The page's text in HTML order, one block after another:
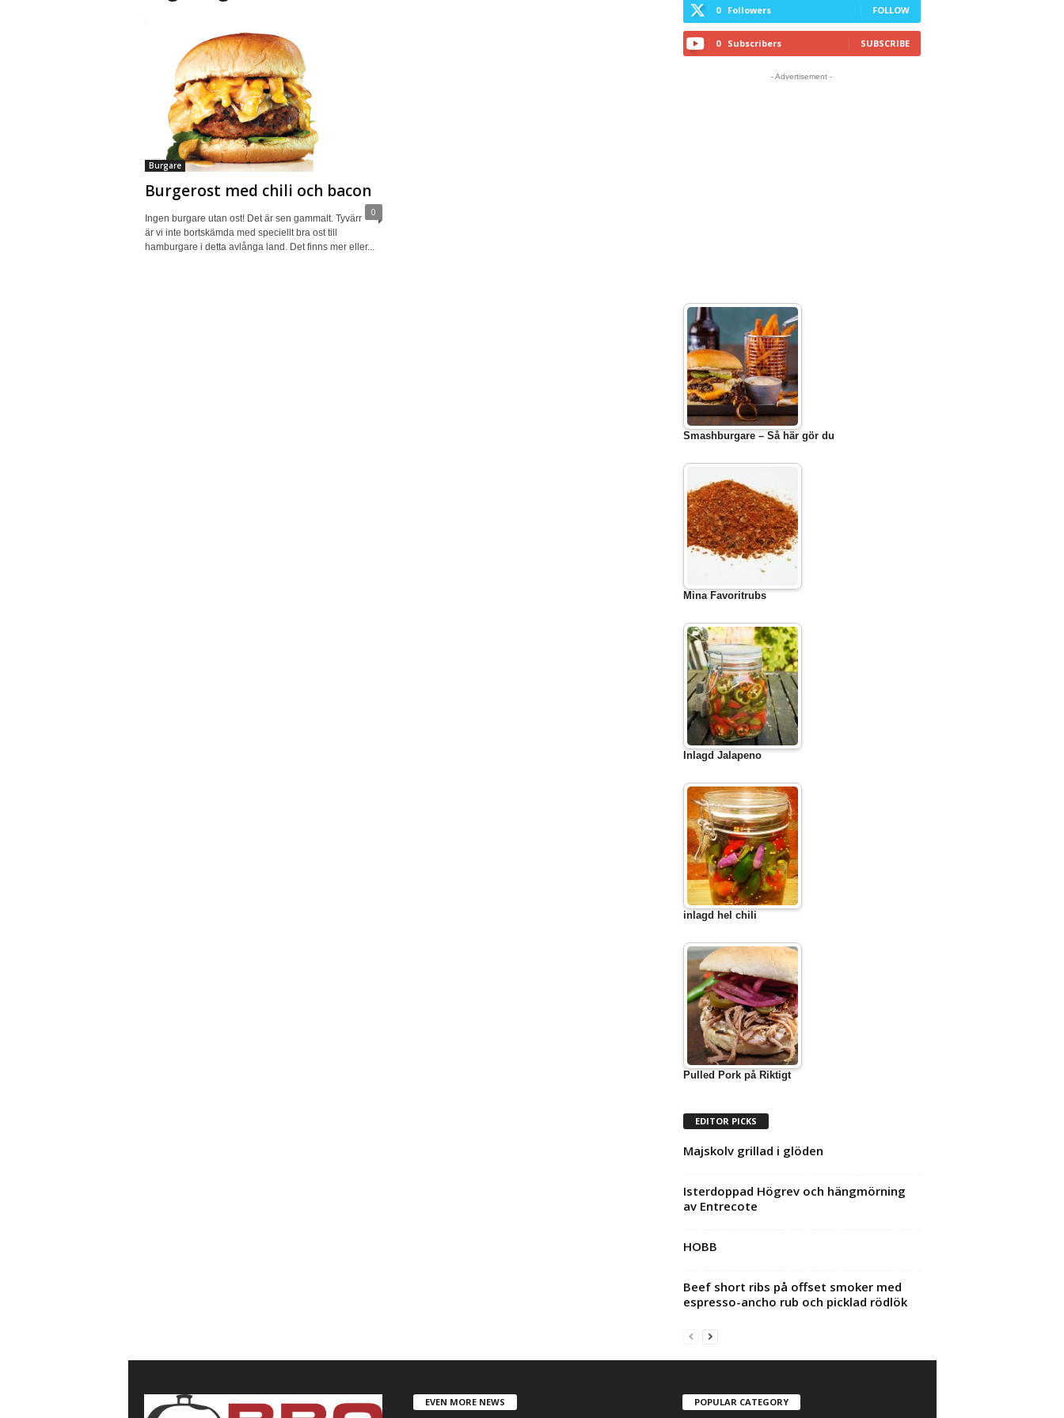
Burgare
Burgerost med chili och bacon
0
Ingen burgare utan ost! Det är sen gammalt. Tyvärr
är vi inte bortskämda med speciellt bra ost till
hamburgare i detta avlånga land. Det finns mer eller...
0 Followers FOLLOW
0 Subscribers SUBSCRIBE
- Advertisement -
Smashburgare – Så här gör du
Mina Favoritrubs
Inlagd Jalapeno
inlagd hel chili
Pulled Pork på Riktigt
EDITOR PICKS
Majskolv grillad i glöden
Isterdoppad Högrev och hängmörning
av Entrecote
HOBB
Beef short ribs på offset smoker med
espresso-ancho rub och picklad rödlök
EVEN MORE NEWS POPULAR CATEGORY